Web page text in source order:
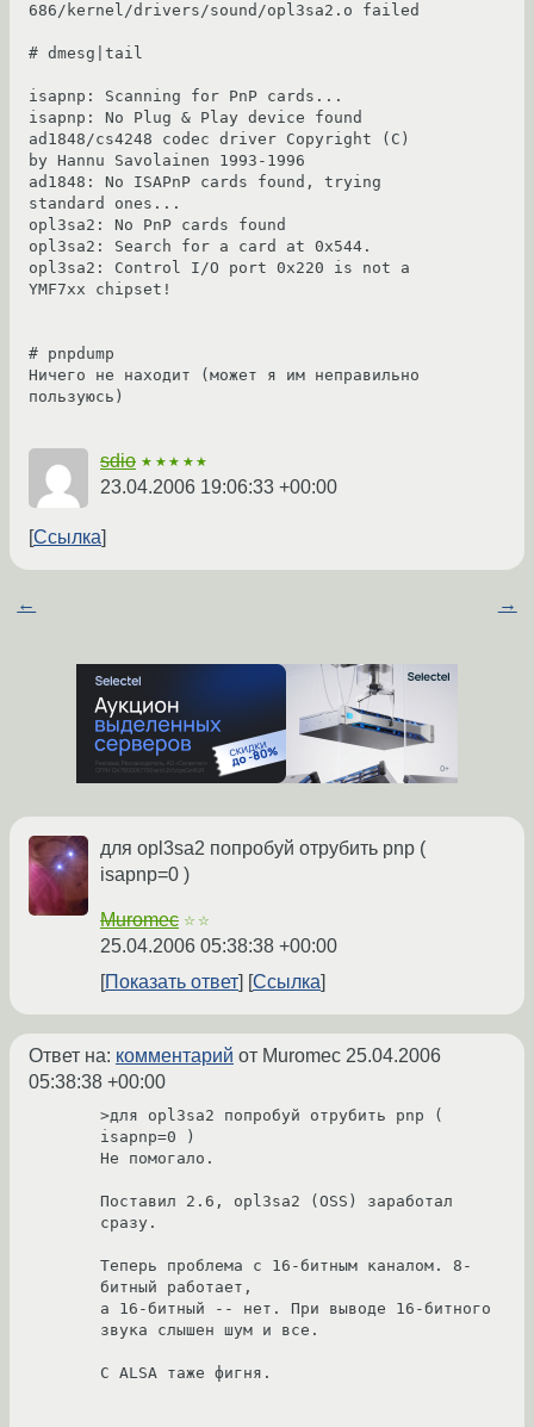
686/kernel/drivers/sound/opl3sa2.o failed
# dmesg|tail
isapnp: Scanning for PnP cards...
isapnp: No Plug & Play device found
ad1848/cs4248 codec driver Copyright (C)
by Hannu Savolainen 1993-1996
ad1848: No ISAPnP cards found, trying
standard ones...
opl3sa2: No PnP cards found
opl3sa2: Search for a card at 0x544.
opl3sa2: Control I/O port 0x220 is not a
YMF7xx chipset!
# pnpdump
Ничего не находит (может я им неправильно
пользуюсь)
sdio ★★★★★
23.04.2006 19:06:33 +00:00
Ссылка
← →
для opl3sa2 попробуй отрубить pnp (
isapnp=0 )
Muromec ☆☆
25.04.2006 05:38:38 +00:00
Показать ответ
Ссылка
Ответ на: комментарий от Muromec 25.04.2006
05:38:38 +00:00
>для opl3sa2 попробуй отрубить pnp (
isapnp=0 )
Не помогало.
Поставил 2.6, opl3sa2 (OSS) заработал
сразу.
Теперь проблема с 16-битным каналом. 8-
битный работает,
а 16-битный -- нет. При выводе 16-битного
звука слышен шум и все.
С ALSA таже фигня.